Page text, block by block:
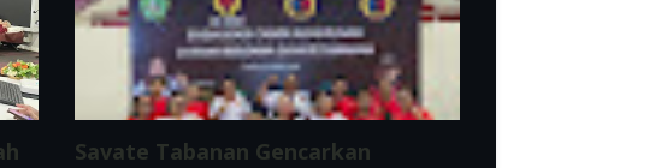
Savate Tabanan Gencarkan